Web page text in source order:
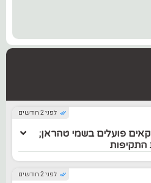
לפני 2 חודשים
פועלים בשמי טהראן;
התקיפות
לפני 2 חודשים